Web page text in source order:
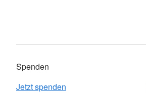
Spenden
Jetzt spenden